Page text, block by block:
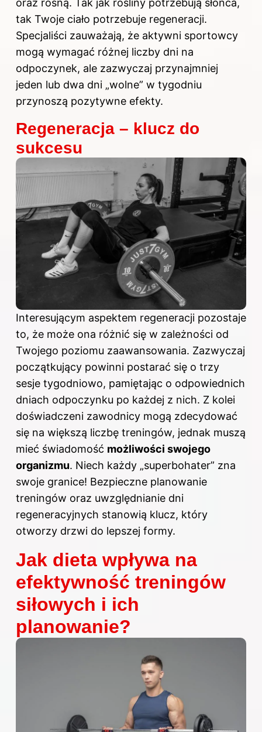
oraz rosną. Tak jak rośliny potrzebują słońca,
tak Twoje ciało potrzebuje regeneracji.
Specjaliści zauważają, że aktywni sportowcy
mogą wymagać różnej liczby dni na
odpoczynek, ale zazwyczaj przynajmniej
jeden lub dwa dni „wolne” w tygodniu
przynoszą pozytywne efekty.
Regeneracja – klucz do
sukcesu
Interesującym aspektem regeneracji pozostaje
to, że może ona różnić się w zależności od
Twojego poziomu zaawansowania. Zazwyczaj
początkujący powinni postarać się o trzy
sesje tygodniowo, pamiętając o odpowiednich
dniach odpoczynku po każdej z nich. Z kolei
doświadczeni zawodnicy mogą zdecydować
się na większą liczbę treningów, jednak muszą
mieć świadomość możliwości swojego
organizmu. Niech każdy „superbohater” zna
swoje granice! Bezpieczne planowanie
treningów oraz uwzględnianie dni
regeneracyjnych stanowią klucz, który
otworzy drzwi do lepszej formy.
Jak dieta wpływa na
efektywność treningów
siłowych i ich
planowanie?